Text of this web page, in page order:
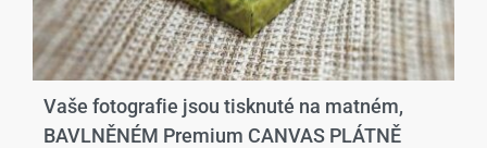
Vaše fotografie jsou tisknuté na matném,
BAVLNĚNÉM Premium CANVAS PLÁTNĚ